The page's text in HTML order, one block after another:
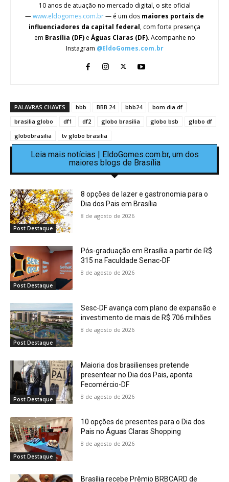
10 anos de atuação no mercado digital, o site oficial
—www.eldogomes.com.br— é um dos maiores portais de
influenciadores da capital federal, com forte presença
em Brasília (DF)e Águas Claras (DF). Acompanhe no
Instagram @EldoGomes.com.br
PALAVRAS CHAVES bbb BBB 24 bbb24
bom dia df
brasilia globo
df1 df2 globo brasilia globo bsb
globo df
globobrasilia
tv globo brasilia
Leia mais notícias | EldoGomes.com.br, um dos
maiores blogs de Brasília
Post Destaque
8 opções de lazer e gastronomia para o
Dia dos Pais em Brasília
8 de agosto de 2026
Post Destaque
Pós-graduação em Brasília a partir de R$
315 na Faculdade Senac-DF
8 de agosto de 2026
Post Destaque
Sesc-DF avança com plano de expansão e
investimento de mais de R$ 706 milhões
8 de agosto de 2026
Post Destaque
Maioria dos brasilienses pretende
presentear no Dia dos Pais, aponta
Fecomércio-DF
8 de agosto de 2026
Post Destaque
10 opções de presentes para o Dia dos
Pais no Águas Claras Shopping
8 de agosto de 2026
Brasília recebe Prêmio BRBCARD de